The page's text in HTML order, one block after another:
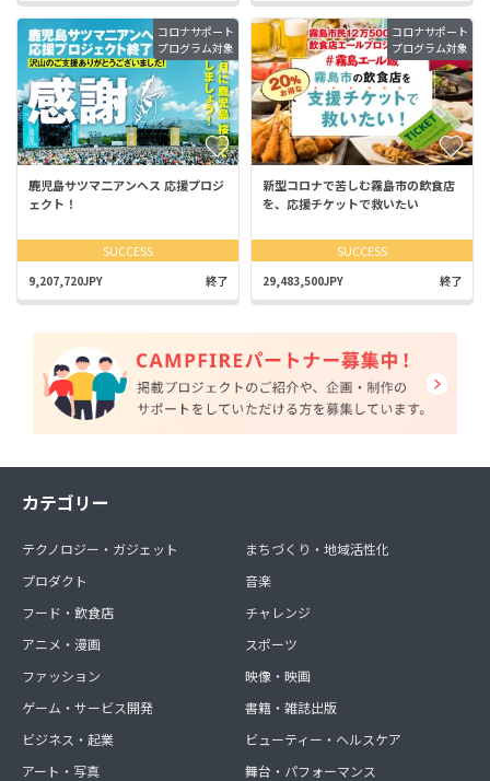
コロナサポート
プログラム対象
鹿児島サツマ二アンヘス 応援プロジ
ェクト！
SUCCESS
9,207,720JPY 終了
コロナサポート
プログラム対象
新型コロナで苦しむ霧島市の飲食店
を、応援チケットで救いたい
SUCCESS
29,483,500JPY 終了
カテゴリー
テクノロジー・ガジェット
プロダクト
フード・飲食店
アニメ・漫画
ファッション
ゲーム・サービス開発
ビジネス・起業
アート・写真
まちづくり・地域活性化
音楽
チャレンジ
スポーツ
映像・映画
書籍・雑誌出版
ビューティー・ヘルスケア
舞台・パフォーマンス